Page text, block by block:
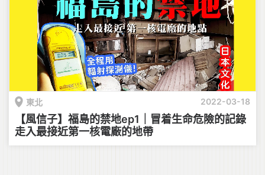
東北 2022-03-18
【風信子】福島的禁地ep1｜冒着生命危險的記錄
走入最接近第一核電廠的地帶